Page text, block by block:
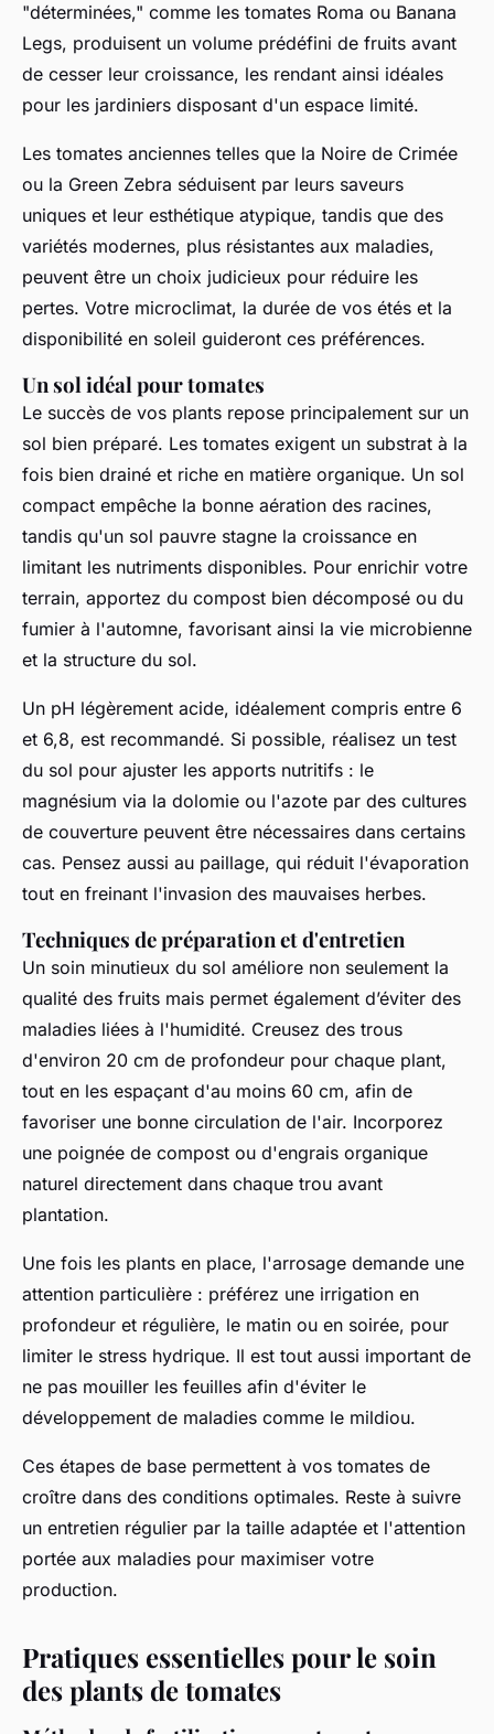
"déterminées," comme les tomates Roma ou Banana
Legs, produisent un volume prédéfini de fruits avant
de cesser leur croissance, les rendant ainsi idéales
pour les jardiniers disposant d'un espace limité.
Les tomates anciennes telles que la Noire de Crimée
ou la Green Zebra séduisent par leurs saveurs
uniques et leur esthétique atypique, tandis que des
variétés modernes, plus résistantes aux maladies,
peuvent être un choix judicieux pour réduire les
pertes. Votre microclimat, la durée de vos étés et la
disponibilité en soleil guideront ces préférences.
Un sol idéal pour tomates
Le succès de vos plants repose principalement sur un
sol bien préparé. Les tomates exigent un substrat à la
fois bien drainé et riche en matière organique. Un sol
compact empêche la bonne aération des racines,
tandis qu'un sol pauvre stagne la croissance en
limitant les nutriments disponibles. Pour enrichir votre
terrain, apportez du compost bien décomposé ou du
fumier à l'automne, favorisant ainsi la vie microbienne
et la structure du sol.
Un pH légèrement acide, idéalement compris entre 6
et 6,8, est recommandé. Si possible, réalisez un test
du sol pour ajuster les apports nutritifs : le
magnésium via la dolomie ou l'azote par des cultures
de couverture peuvent être nécessaires dans certains
cas. Pensez aussi au paillage, qui réduit l'évaporation
tout en freinant l'invasion des mauvaises herbes.
Techniques de préparation et d'entretien
Un soin minutieux du sol améliore non seulement la
qualité des fruits mais permet également d’éviter des
maladies liées à l'humidité. Creusez des trous
d'environ 20 cm de profondeur pour chaque plant,
tout en les espaçant d'au moins 60 cm, afin de
favoriser une bonne circulation de l'air. Incorporez
une poignée de compost ou d'engrais organique
naturel directement dans chaque trou avant
plantation.
Une fois les plants en place, l'arrosage demande une
attention particulière : préférez une irrigation en
profondeur et régulière, le matin ou en soirée, pour
limiter le stress hydrique. Il est tout aussi important de
ne pas mouiller les feuilles afin d'éviter le
développement de maladies comme le mildiou.
Ces étapes de base permettent à vos tomates de
croître dans des conditions optimales. Reste à suivre
un entretien régulier par la taille adaptée et l'attention
portée aux maladies pour maximiser votre
production.
Pratiques essentielles pour le soin
des plants de tomates